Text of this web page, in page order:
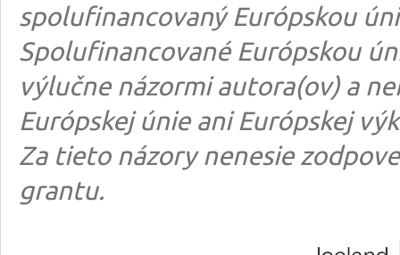
spolufinancovaný Európskou
Spolufinancované Európskou
výlučne názormi autora(ov) a
Európskej únie ani Európskej
Za tieto názory nenesie
grantu.